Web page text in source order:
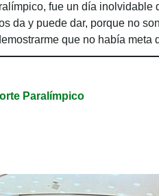
fue un día
da y puede dar, porque no
que no había
mostrar que si nos lo
Paralímpico